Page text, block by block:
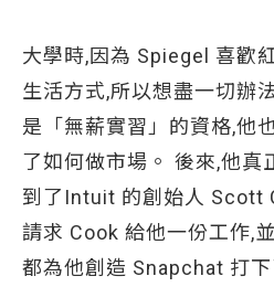
大學時,因為 Spiegel 喜歡
生活方式,所以想盡一切辦
是「無薪實習」的資格,他
了如何做市場。 後來,他真
到了Intuit 的創始人 Scott
請求 Cook 給他一份工作,
都為他創造 Snapchat 打下